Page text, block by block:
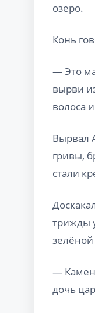
озеро.
Конь
— Это
вырви
волоса
Вырвал
гривы,
стали
трижды
зелёной
—
дочь